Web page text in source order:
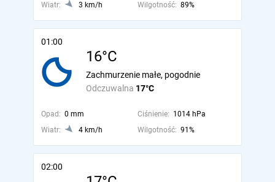
Wiatr:
3 km/h Wilgotność: 89%
01:00
16°C
Odczuwalna 17°C
Zachmurzenie małe, pogodnie
Opad: 0 mm Ciśnienie: 1014 hPa
Wiatr:
4 km/h Wilgotność: 91%
02:00